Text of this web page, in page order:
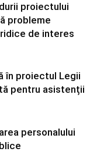
proiectului
probleme
de interes
în proiectul Legii
pentru asistenții
personalului